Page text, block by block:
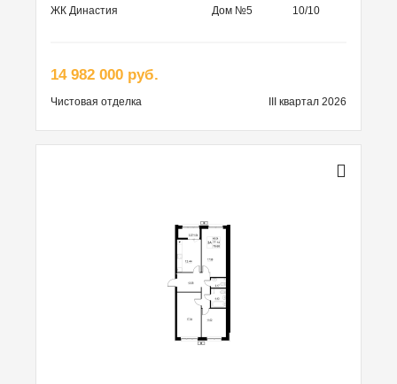
ЖК Династия
Дом №5 10/10
14 982 000 руб.
Чистовая отделка III квартал 2026